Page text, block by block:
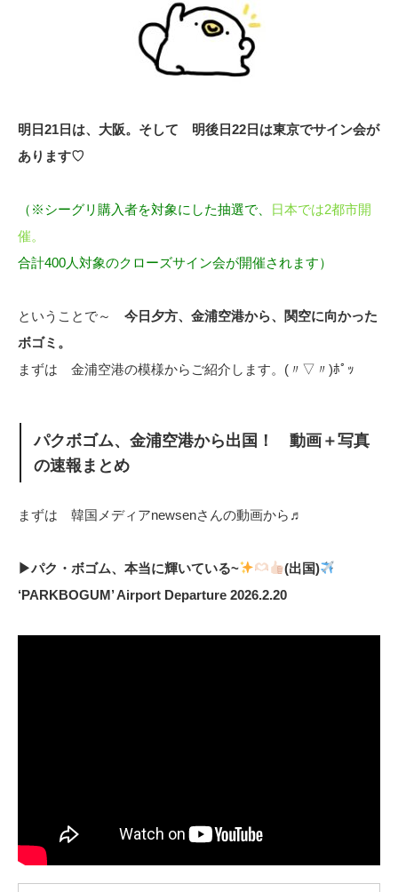
明日21日は、大阪。そして 明後日22日は東京でサイン会が
あります♡
（※シーグリ購入者を対象にした抽選で、
日本では2都市開
催。
合計400人対象のクローズサイン会が開催されます）
ということで～ 今日夕方、金浦空港から、関空に向かった
ボゴミ。
まずは 金浦空港の模様からご紹介します。(〃▽〃)ﾎﾟｯ
パクボゴム、金浦空港から出国！ 動画＋写真
の速報まとめ
まずは 韓国メディアnewsenさんの動画から♬
▶パク・ボゴム、本当に輝いている~
(出国)
‘PARKBOGUM’ Airport Departure 2026.2.20